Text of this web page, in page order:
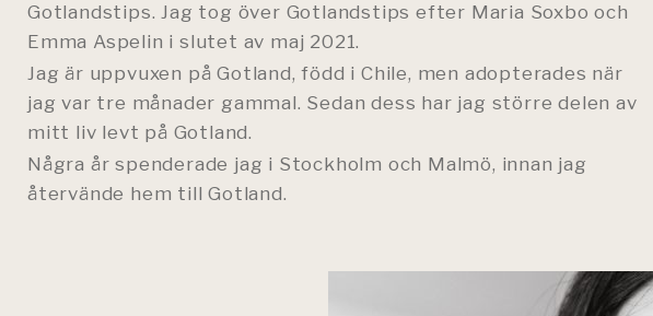
Gotlandstips. Jag tog över Gotlandstips efter Maria Soxbo och
Emma Aspelin i slutet av maj 2021.
Jag är uppvuxen på Gotland, född i Chile, men adopterades när
jag var tre månader gammal. Sedan dess har jag större delen av
mitt liv levt på Gotland.
Några år spenderade jag i Stockholm och Malmö, innan jag
återvände hem till Gotland.